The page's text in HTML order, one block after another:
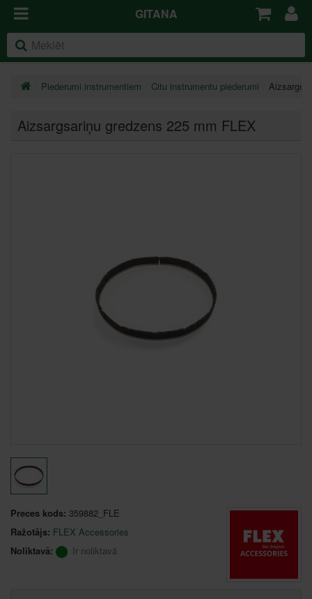
GITANA
Piederumi instrumentiem Citu instrumentu piederumi
Aizsargsariņu gredzens 225 mm FLEX
Preces kods: 359882_FLE
Ražotājs: FLEX Accessories
Noliktavā:
Ir noliktavā